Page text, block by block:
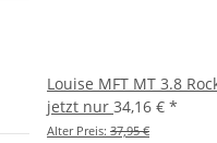
Louise MFT MT 3.8
jetzt nur 34,16 € *
Alter Preis: 37,95 €